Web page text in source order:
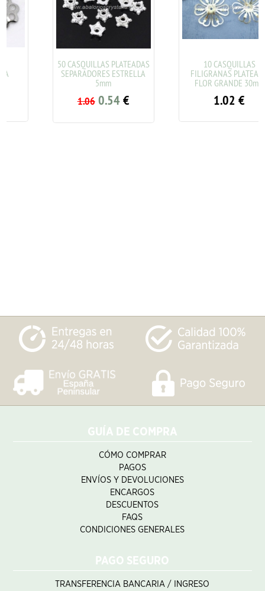
50 CASQUILLAS PLATEADAS
SEPARADORES ESTRELLA
0.54€
10 CASQUILLAS
FILIGRANAS PLATEADA
FLOR GRANDE 30mm
GUÍA DE COMPRA
CÓMO COMPRAR
PAGOS
ENVÍOS Y DEVOLUCIONES
ENCARGOS
DESCUENTOS
FAQS
CONDICIONES GENERALES
PAGO SEGURO
TRANSFERENCIA BANCARIA / INGRESO